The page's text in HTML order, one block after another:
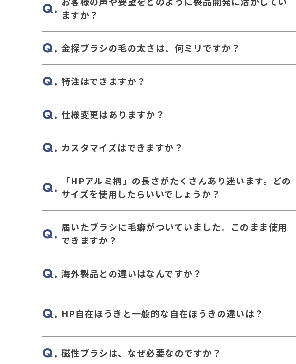
ますか？
金探ブラシの毛の太さは、何ミリですか？
特注はできますか？
仕様変更はありますか？
カスタマイズはできますか？
「HPアルミ柄」の長さがたくさんあり迷います。どの
サイズを使用したらいいでしょうか？
届いたブラシに毛癖がついていました。このまま使用
できますか？
海外製品との違いはなんですか？
HP自在ほうきと一般的な自在ほうきの違いは？
磁性ブラシは、なぜ必要なのですか？